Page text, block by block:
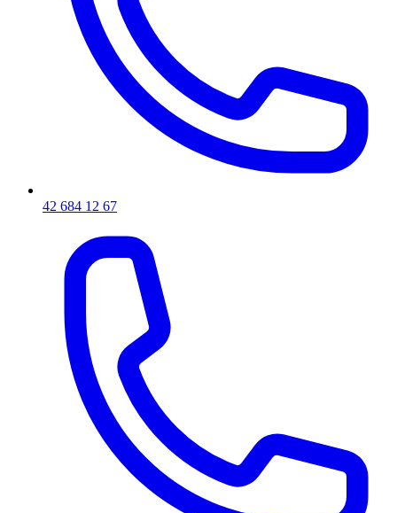
42 684 12 67